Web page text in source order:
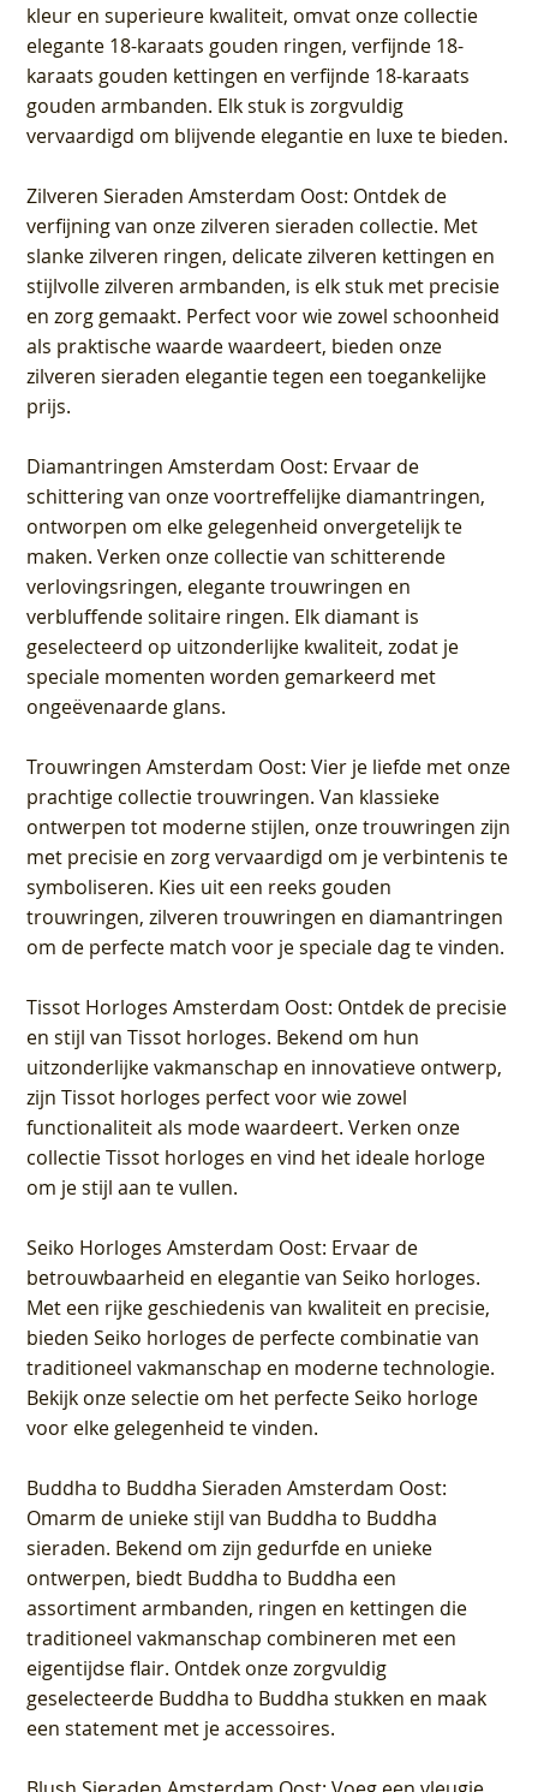
kleur en superieure kwaliteit, omvat onze collectie
elegante 18-karaats gouden ringen, verfijnde 18-
karaats gouden kettingen en verfijnde 18-karaats
gouden armbanden. Elk stuk is zorgvuldig
vervaardigd om blijvende elegantie en luxe te bieden.
Zilveren Sieraden Amsterdam Oost: Ontdek de
verfijning van onze zilveren sieraden collectie. Met
slanke zilveren ringen, delicate zilveren kettingen en
stijlvolle zilveren armbanden, is elk stuk met precisie
en zorg gemaakt. Perfect voor wie zowel schoonheid
als praktische waarde waardeert, bieden onze
zilveren sieraden elegantie tegen een toegankelijke
prijs.
Diamantringen Amsterdam Oost: Ervaar de
schittering van onze voortreffelijke diamantringen,
ontworpen om elke gelegenheid onvergetelijk te
maken. Verken onze collectie van schitterende
verlovingsringen, elegante trouwringen en
verbluffende solitaire ringen. Elk diamant is
geselecteerd op uitzonderlijke kwaliteit, zodat je
speciale momenten worden gemarkeerd met
ongeëvenaarde glans.
Trouwringen Amsterdam Oost: Vier je liefde met onze
prachtige collectie trouwringen. Van klassieke
ontwerpen tot moderne stijlen, onze trouwringen zijn
met precisie en zorg vervaardigd om je verbintenis te
symboliseren. Kies uit een reeks gouden
trouwringen, zilveren trouwringen en diamantringen
om de perfecte match voor je speciale dag te vinden.
Tissot Horloges Amsterdam Oost: Ontdek de precisie
en stijl van Tissot horloges. Bekend om hun
uitzonderlijke vakmanschap en innovatieve ontwerp,
zijn Tissot horloges perfect voor wie zowel
functionaliteit als mode waardeert. Verken onze
collectie Tissot horloges en vind het ideale horloge
om je stijl aan te vullen.
Seiko Horloges Amsterdam Oost: Ervaar de
betrouwbaarheid en elegantie van Seiko horloges.
Met een rijke geschiedenis van kwaliteit en precisie,
bieden Seiko horloges de perfecte combinatie van
traditioneel vakmanschap en moderne technologie.
Bekijk onze selectie om het perfecte Seiko horloge
voor elke gelegenheid te vinden.
Buddha to Buddha Sieraden Amsterdam Oost:
Omarm de unieke stijl van Buddha to Buddha
sieraden. Bekend om zijn gedurfde en unieke
ontwerpen, biedt Buddha to Buddha een
assortiment armbanden, ringen en kettingen die
traditioneel vakmanschap combineren met een
eigentijdse flair. Ontdek onze zorgvuldig
geselecteerde Buddha to Buddha stukken en maak
een statement met je accessoires.